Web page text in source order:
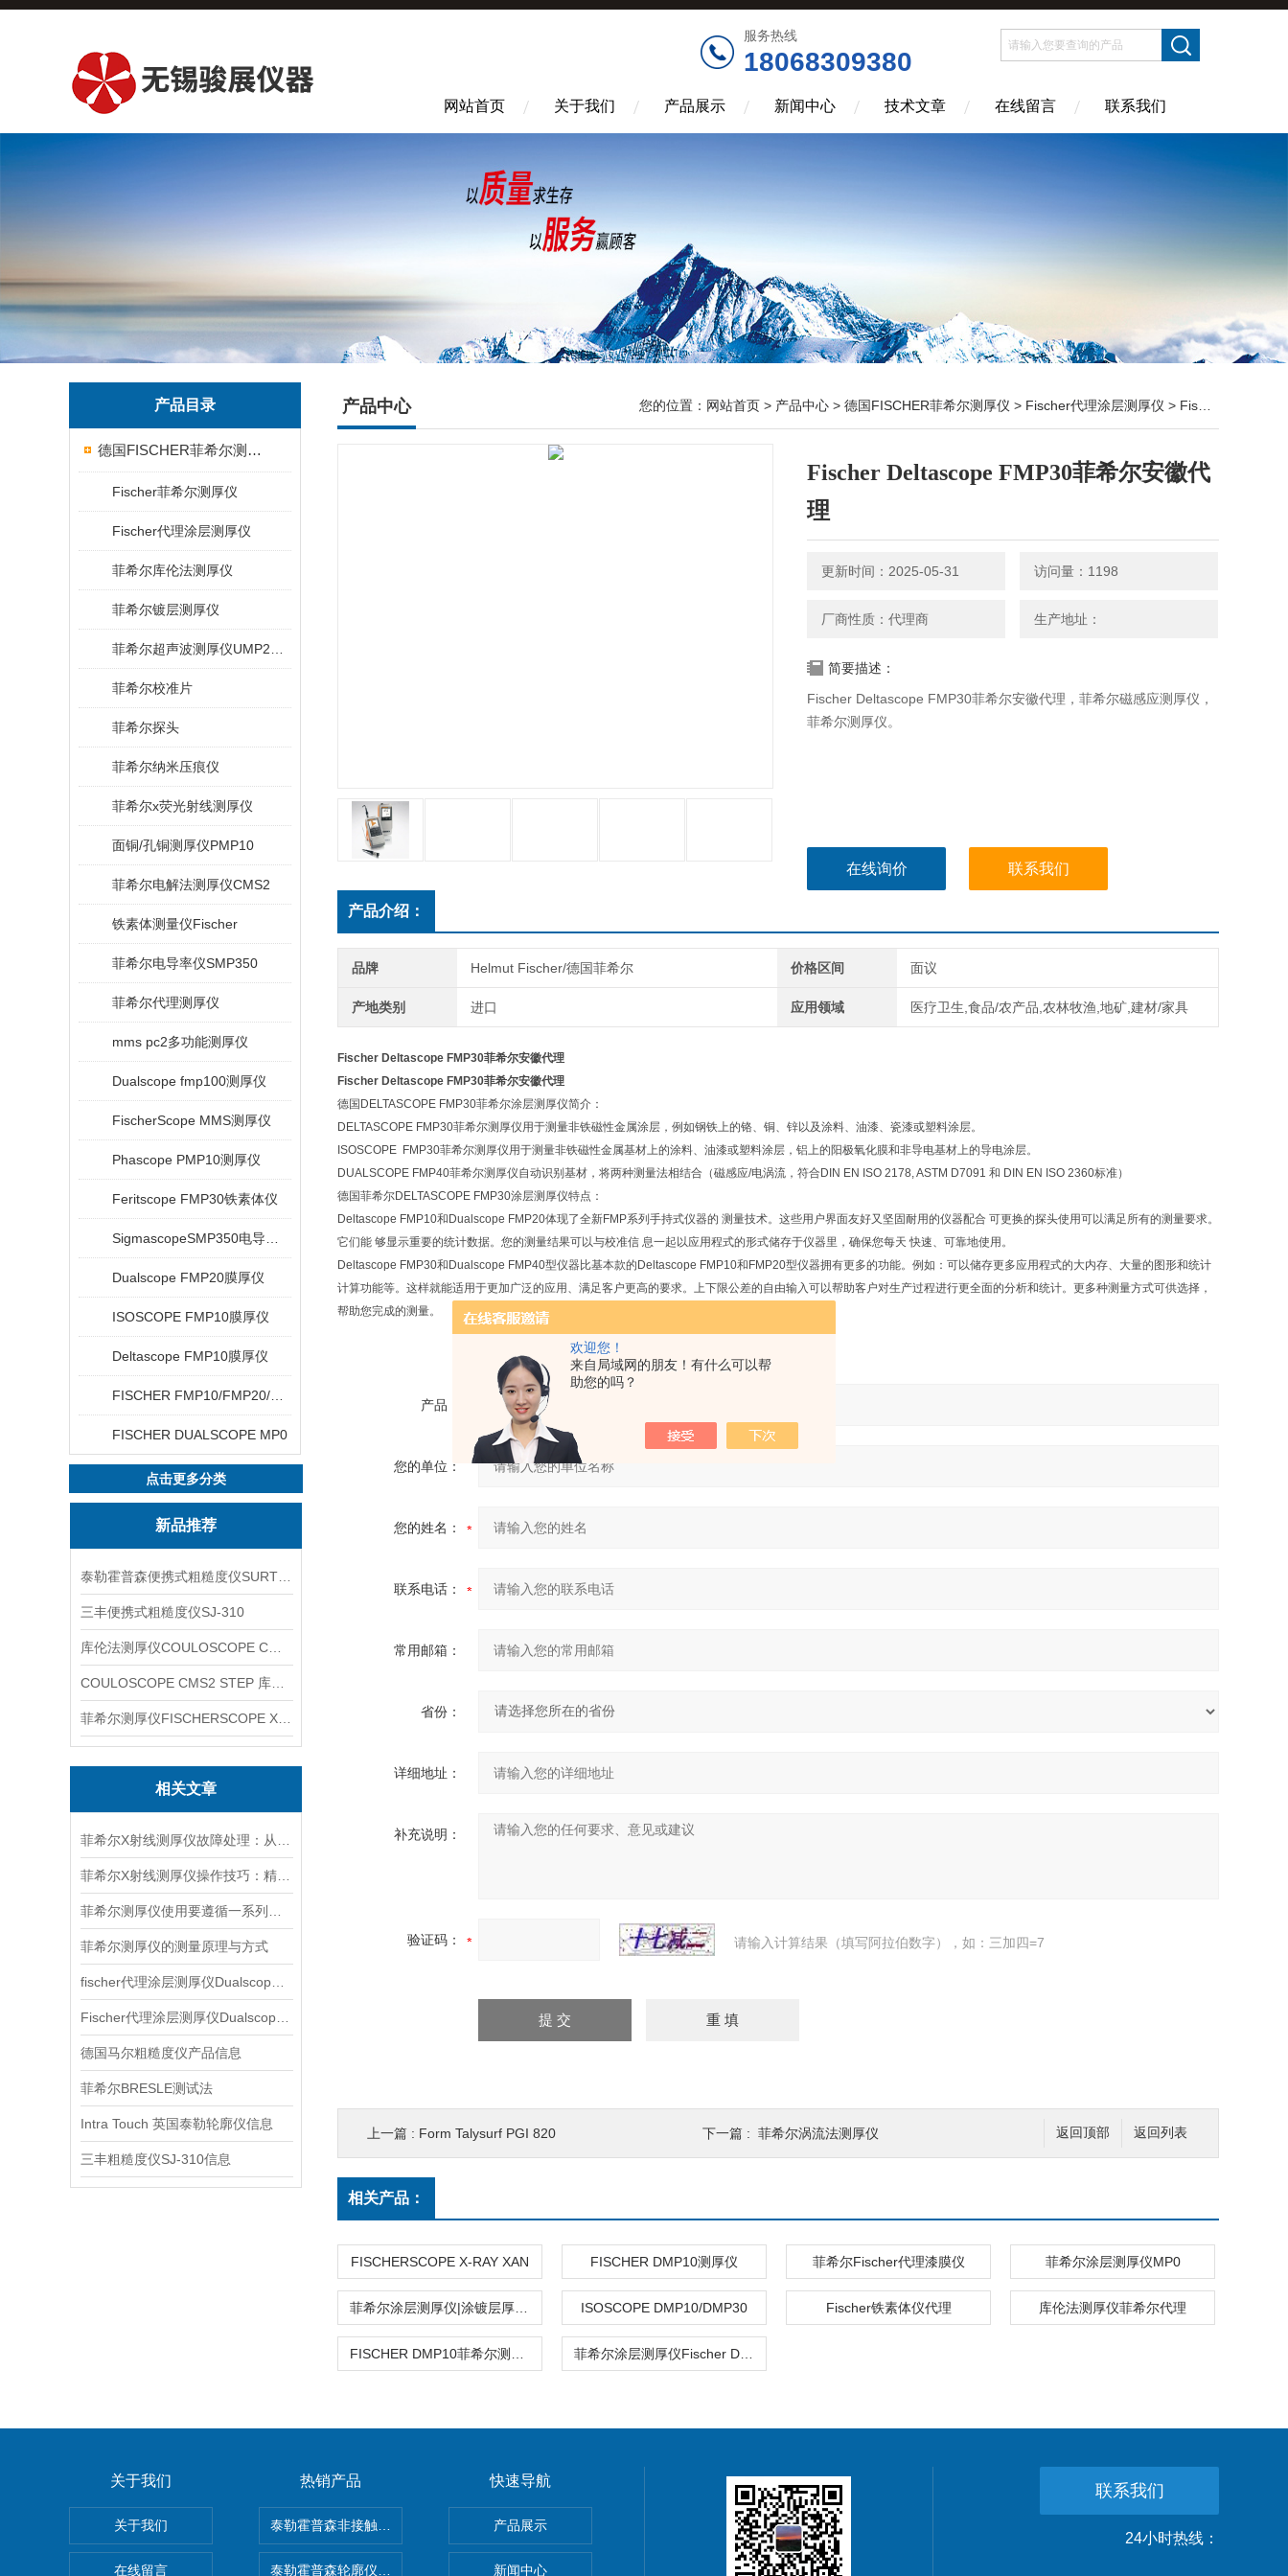
欢迎您！
来自局域网的朋友！有什么可以帮
助您的吗？
服务热线
18068309380
网站首页 关于我们 产品展示 新闻中心 技术文章 在线留言 联系我们
产品目录
德国FISCHER菲希尔测厚仪
Fischer菲希尔测厚仪
Fischer代理涂层测厚仪
菲希尔库伦法测厚仪
菲希尔镀层测厚仪
菲希尔校准片
菲希尔探头
菲希尔纳米压痕仪
菲希尔x荧光射线测厚仪
面铜/孔铜测厚仪PMP10
菲希尔电解法测厚仪CMS2
铁素体测量仪Fischer
菲希尔电导率仪SMP350
菲希尔代理测厚仪
mms pc2多功能测厚仪
Dualscope fmp100测厚仪
FischerScope MMS测厚仪
Phascope PMP10测厚仪
Feritscope FMP30铁素体仪
Dualscope FMP20膜厚仪
ISOSCOPE FMP10膜厚仪
Deltascope FMP10膜厚仪
FISCHER DUALSCOPE MP0
点击更多分类
新品推荐
三丰便携式粗糙度仪SJ-310
相关文章
菲希尔测厚仪的测量原理与方式
德国马尔粗糙度仪产品信息
菲希尔BRESLE测试法
Intra Touch 英国泰勒轮廓仪信息
三丰粗糙度仪SJ-310信息
产品中心 您的位置： 网站首页 > 产品中心 > 德国FISCHER菲希尔测厚仪 > Fischer代理涂层测厚仪 > Fischer Deltascope FMP30菲希尔安徽代理
Fischer Deltascope FMP30菲希尔安徽代
理
更新时间：2025-05-31 访问量：1198
厂商性质：代理商 生产地址：
简要描述：
Fischer Deltascope FMP30菲希尔安徽代理，菲希尔磁感应测厚仪，
菲希尔测厚仪。
在线询价 联系我们
产品介绍：
品牌 Helmut Fischer/德国菲希尔 价格区间 面议
产地类别 进口 应用领域 医疗卫生,食品/农产品,农林牧渔,地矿,建材/家具
Fischer Deltascope FMP30菲希尔安徽代理
Fischer Deltascope FMP30菲希尔安徽代理
德国DELTASCOPE FMP30菲希尔涂层测厚仪简介：
DELTASCOPE FMP30菲希尔测厚仪用于测量非铁磁性金属涂层，例如钢铁上的铬、铜、锌以及涂料、油漆、瓷漆或塑料涂层。
ISOSCOPE FMP30菲希尔测厚仪用于测量非铁磁性金属基材上的涂料、油漆或塑料涂层，铝上的阳极氧化膜和非导电基材上的导电涂层。
DUALSCOPE FMP40菲希尔测厚仪自动识别基材，将两种测量法相结合（磁感应/电涡流，符合DIN EN ISO 2178, ASTM D7091 和 DIN EN ISO 2360标准）
德国菲希尔DELTASCOPE FMP30涂层测厚仪特点：
Deltascope FMP10和Dualscope FMP20体现了全新FMP系列手持式仪器的 测量技术。这些用户界面友好又坚固耐用的仪器配合 可更换的探头使用可以满足所有的测量要求。
它们能 够显示重要的统计数据。您的测量结果可以与校准信 息一起以应用程式的形式储存于仪器里，确保您每天 快速、可靠地使用。
Deltascope FMP30和 Dualscope FMP40型仪器比基本款的 Deltascope FMP10和FMP20型仪器拥有更多的功能。例如：可以储存更多应用程式的大内存、大量的图形和统计
计算功能等。这样就能适用于更加广泛的应用、满足客户更高的要求。上下限公差的自由输入可以帮助客户对生产过程进行更全面的分析和统计。更多种测量方式可供选择，
帮助您完成的测量。
产品：
您的单位：
您的姓名：
联系电话：
常用邮箱：
省份：
详细地址：
补充说明：
验证码： 请输入计算结果（填写阿拉伯数字），如：三加四=7
返回列表
返回顶部
上一篇 : Form Talysurf PGI 820 下一篇 : 菲希尔涡流法测厚仪
相关产品：
FISCHERSCOPE X-RAY XAN FISCHER DMP10测厚仪 菲希尔Fischer代理漆膜仪 菲希尔涂层测厚仪MP0
ISOSCOPE DMP10/DMP30 Fischer铁素体仪代理 库伦法测厚仪菲希尔代理
关于我们
关于我们
在线留言
热销产品
泰勒霍普森非接触式轮廓仪LUPHOScan 850 HD
泰勒霍普森轮廓仪|TAYLOR HOBSON
快速导航
产品展示
新闻中心
联系我们
24小时热线：